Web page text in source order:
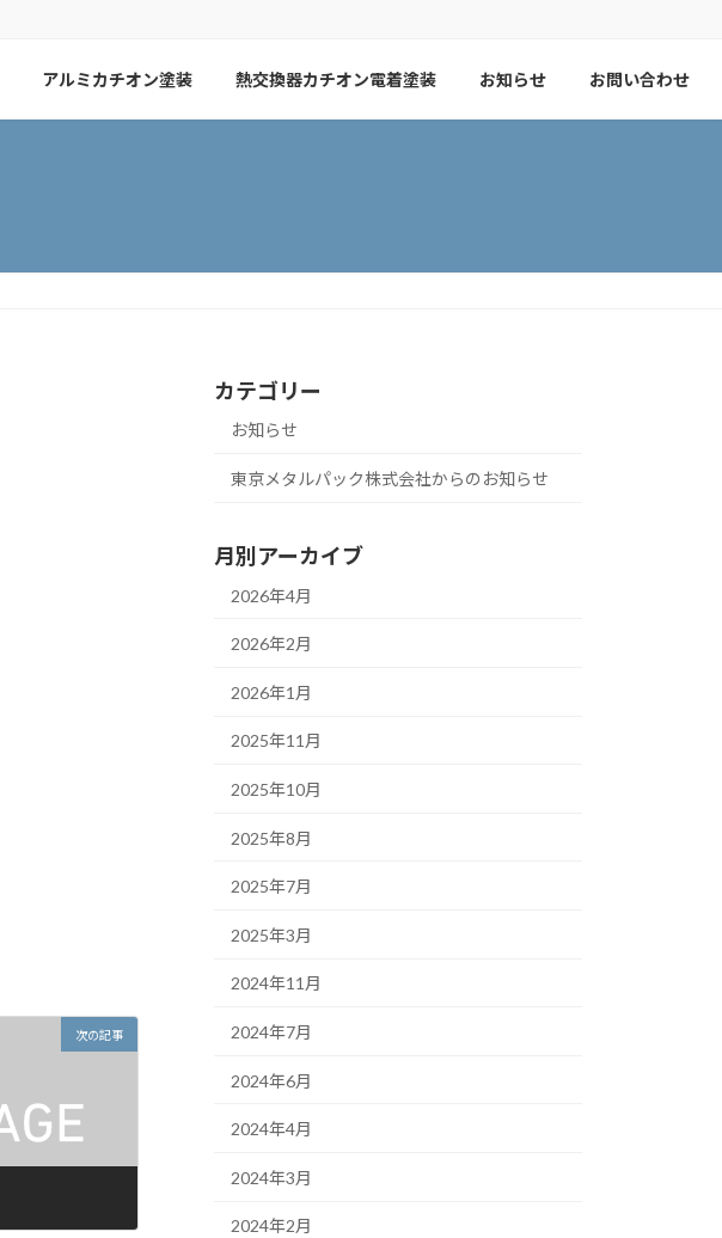
アルミカチオン塗装 熱交換器カチオン電着塗装 お知らせ お問い合わせ
次の記事
カテゴリー
お知らせ
東京メタルパック株式会社からのお知らせ
月別アーカイブ
2026年4月
2026年2月
2026年1月
2025年11月
2025年10月
2025年8月
2025年7月
2025年3月
2024年11月
2024年7月
2024年6月
2024年4月
2024年3月
2024年2月